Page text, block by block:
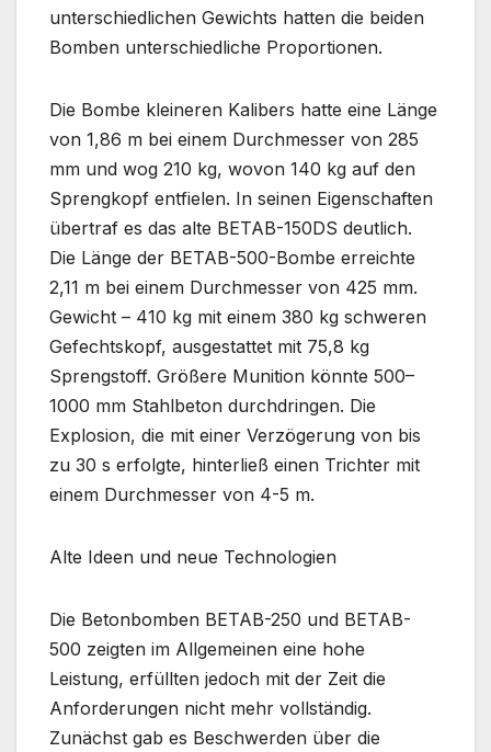
unterschiedlichen Gewichts hatten die beiden
Bomben unterschiedliche Proportionen.
Die Bombe kleineren Kalibers hatte eine Länge
von 1,86 m bei einem Durchmesser von 285
mm und wog 210 kg, wovon 140 kg auf den
Sprengkopf entfielen. In seinen Eigenschaften
übertraf es das alte BETAB-150DS deutlich.
Die Länge der BETAB-500-Bombe erreichte
2,11 m bei einem Durchmesser von 425 mm.
Gewicht – 410 kg mit einem 380 kg schweren
Gefechtskopf, ausgestattet mit 75,8 kg
Sprengstoff. Größere Munition könnte 500–
1000 mm Stahlbeton durchdringen. Die
Explosion, die mit einer Verzögerung von bis
zu 30 s erfolgte, hinterließ einen Trichter mit
einem Durchmesser von 4-5 m.
Alte Ideen und neue Technologien
Die Betonbomben BETAB-250 und BETAB-
500 zeigten im Allgemeinen eine hohe
Leistung, erfüllten jedoch mit der Zeit die
Anforderungen nicht mehr vollständig.
Zunächst gab es Beschwerden über die